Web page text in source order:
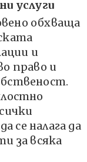
услуги
обхваща
и
право и
се налага да
за всяка